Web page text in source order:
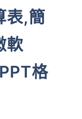
表,簡
軟
格